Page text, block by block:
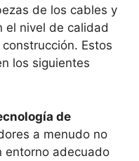
de los cables y
el nivel de calidad
Estos
los siguientes
de
a menudo no
entorno adecuado